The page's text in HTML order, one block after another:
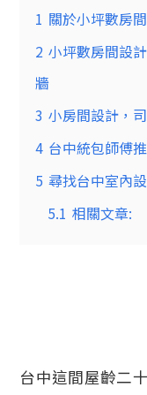
1 關於小坪數房
2 小坪數房間設
牆
3 小房間設計，
4 台中統包師傅
5 尋找台中室內
5.1 相關文章:
台中這間屋齡二